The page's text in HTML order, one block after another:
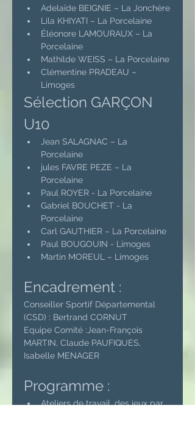
Adelaïde BEIGNIE – La Jonchère
Lila KHIYATI – La Porcelaine
Éléonore LAMOURAUX – La
Porcelaine
Mathilde WEISS – La Porcelaine
Clémentine PRADEAU –
Limoges
Sélection GARÇON
U10
Jean SALAGNAC – La
Porcelaine
jules FAVRE PEZE – La
Porcelaine
Paul ROYER - La Porcelaine
Gabriel BOUCHET - La
Porcelaine
Carl GAUTHIER – La Porcelaine
Paul BOUGOUIN - Limoges
Martin MOREUL – Limoges
Encadrement :
Conseiller Sportif Départemental
(CSD) : Bertrand CORNUT
Equipe Comité :Jean-François
MARTIN, Claude PAUFIQUES,
Isabelle MENAGER
Programme :
Ateliers de travail, des jeux par